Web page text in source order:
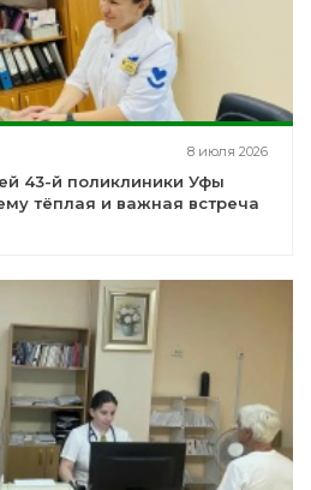
8 июля 2026
43-й поликлиники Уфы
тёплая и важная встреча